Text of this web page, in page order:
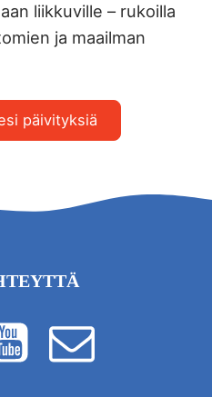
liikkuville – rukoilla
ja maailman
päivityksiä